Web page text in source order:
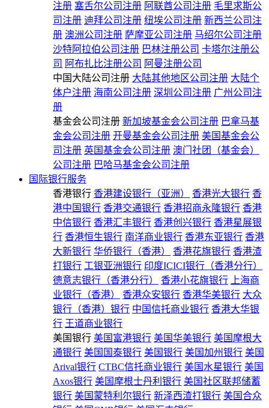
注册 塞舌尔公司注册 阿联酋公司注册 毛里求斯公
司注册 迪拜公司注册 纽埃公司注册 新西兰公司注
册 澳洲公司注册 萨摩亚公司注册 马绍尔公司注册
沙特阿拉伯公司注册 巴林注册公司 卡塔尔注册公
司 阿布扎比注册公司 阿曼注册公司
中国大陆公司注册 大陆其他地区公司注册 大陆个
体户注册 海南公司注册 深圳公司注册 广州公司注
册
基金会公司注册 新加坡基金会公司注册 巴拿马基
金会公司注册 开曼基金会公司注册 美国基金会公
司注册 英国基金会公司注册 澳门社团（基金会）
公司注册 巴哈马基金会公司注册
国际银行服务
香港银行 香港建设银行（亚洲） 香港光大银行 香
港中国银行 香港交通银行 香港招商永隆银行 香港
中信银行 香港汇丰银行 香港创兴银行 香港星展银
行 香港恒生银行 南洋商业银行 香港东亚银行 香港
大新银行 华侨银行（香港） 香港花旗银行 香港渣
打银行 工银亚洲银行 印度ICICI银行（香港分行）
德意志银行（香港分行）
香港小花旗银行
上海商
业银行（香港）
香港众安银行 香港华美银行 大众
银行（香港）银行 中国信托商业银行 香港大华银
行 王道商业银行
美国银行 美国富港银行 美国华美银行 美国摩根大
通银行 美国国泰银行 美国银行 美国加州银行 美国
Arival银行 CTBC信托商业银行 美国水星银行 美国
Axos银行 美国摩根士丹利银行 美国社区联邦储蓄
银行 美国蒙特利尔银行 新泽西渣打银行 美国合众